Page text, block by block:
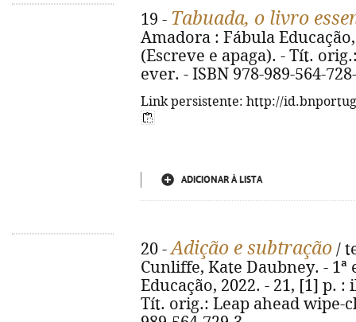
19 - Tabuada, o livro
Amadora : Fábula
(Escreve e apaga). - Tít.
ever. - ISBN 978-989-564-
Link persistente: http://
ADICIONAR À LISTA
20 -Adição e subtração /
Cunliffe, Kate Daubney. - 1ª
Educação, 2022. - 21, [1] p. :
Tít. orig.: Leap ahead wipe-